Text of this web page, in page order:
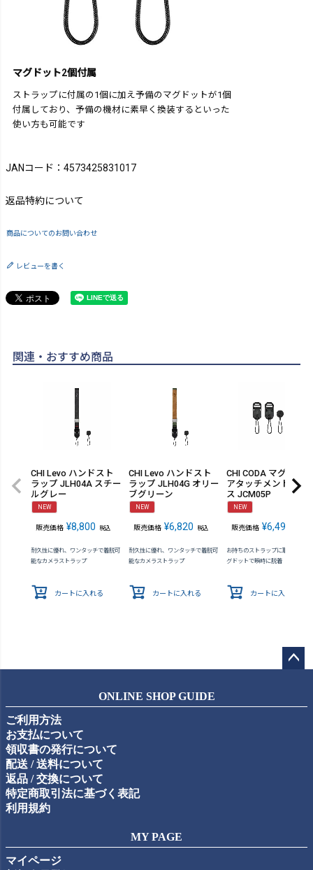
マグドット2個付属
ストラップに付属の1個に加え予備のマグドットが1個
付属しており、予備の機材に素早く換装するといった
使い方も可能です
JANコード：4573425831017
返品特約について
商品についてのお問い合わせ
レビューを書く
関連・おすすめ商品
CHI Levo ハンドスト
ラップ JLH04A スチー
ルグレー
NEW
販売価格 ¥8,800 税込
耐久性に優れ、ワンタッチで着脱可
能なカメラストラップ
カートに入れる
CHI Levo ハンドスト
ラップ JLH04G オリー
ブグリーン
NEW
販売価格 ¥6,820 税込
耐久性に優れ、ワンタッチで着脱可
能なカメラストラップ
カートに入れる
CHI CODA マグドット
アタッチメント プラ
ス JCM05P
NEW
販売価格 ¥6,490
お持ちのストラップに取り付け、
グドットで瞬時に脱着
カートに入れる
ップ
ONLINE SHOP GUIDE
ご利用方法
お支払について
領収書の発行について
配送 / 送料について
返品 / 交換について
特定商取引法に基づく表記
利用規約
MY PAGE
マイページ